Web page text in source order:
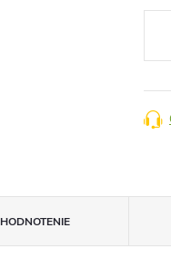
HODNOTENIE